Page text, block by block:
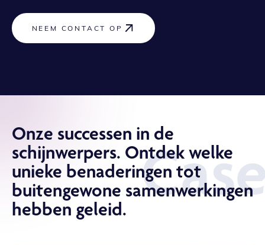
NEEM CONTACT OP
Onze successen in de
schijnwerpers. Ontdek welke
unieke benaderingen tot
buitengewone samenwerkingen
hebben geleid.